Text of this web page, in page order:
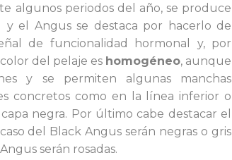
algunos periodos del año, se produce
y el Angus se destaca por hacerlo de
de funcionalidad hormonal y, por
del pelaje es homogéneo, aunque
y se permiten algunas manchas
concretos como en la línea inferior o
negra. Por último cabe destacar el
del Black Angus serán negras o gris
serán rosadas.